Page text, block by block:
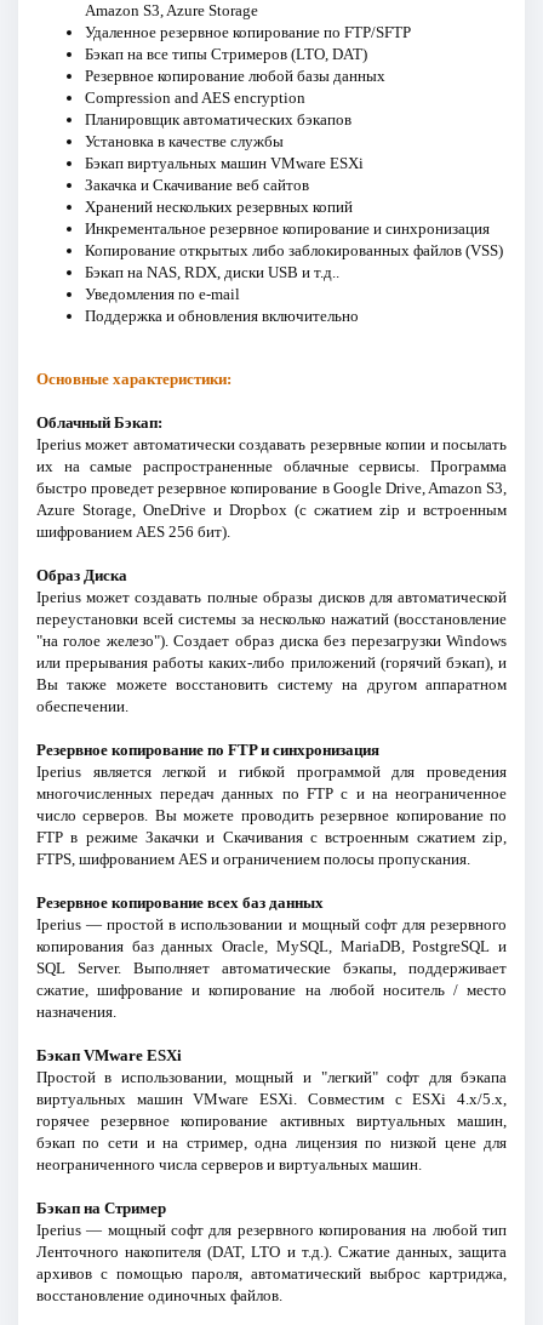
Amazon S3, Azure Storage
Удаленное резервное копирование по FTP/SFTP
Бэкап на все типы Стримеров (LTO, DAT)
Резервное копирование любой базы данных
Compression and AES encryption
Планировщик автоматических бэкапов
Установка в качестве службы
Бэкап виртуальных машин VMware ESXi
Закачка и Скачивание веб сайтов
Хранений нескольких резервных копий
Инкрементальное резервное копирование и синхронизация
Копирование открытых либо заблокированных файлов (VSS)
Бэкап на NAS, RDX, диски USB и т.д..
Уведомления по e-mail
Поддержка и обновления включительно
Основные характеристики:
Облачный Бэкап:
Iperius может автоматически создавать резервные копии и посылать
их на самые распространенные облачные сервисы. Программа
быстро проведет резервное копирование в Google Drive, Amazon S3,
Azure Storage, OneDrive и Dropbox (с сжатием zip и встроенным
шифрованием AES 256 бит).
Образ Диска
Iperius может создавать полные образы дисков для автоматической
переустановки всей системы за несколько нажатий (восстановление
"на голое железо"). Создает образ диска без перезагрузки Windows
или прерывания работы каких-либо приложений (горячий бэкап), и
Вы также можете восстановить систему на другом аппаратном
обеспечении.
Резервное копирование по FTP и синхронизация
Iperius является легкой и гибкой программой для проведения
многочисленных передач данных по FTP с и на неограниченное
число серверов. Вы можете проводить резервное копирование по
FTP в режиме Закачки и Скачивания с встроенным сжатием zip,
FTPS, шифрованием AES и ограничением полосы пропускания.
Резервное копирование всех баз данных
Iperius — простой в использовании и мощный софт для резервного
копирования баз данных Oracle, MySQL, MariaDB, PostgreSQL и
SQL Server. Выполняет автоматические бэкапы, поддерживает
сжатие, шифрование и копирование на любой носитель / место
назначения.
Бэкап VMware ESXi
Простой в использовании, мощный и "легкий" софт для бэкапа
виртуальных машин VMware ESXi. Совместим с ESXi 4.x/5.x,
горячее резервное копирование активных виртуальных машин,
бэкап по сети и на стример, одна лицензия по низкой цене для
неограниченного числа серверов и виртуальных машин.
Бэкап на Стример
Iperius — мощный софт для резервного копирования на любой тип
Ленточного накопителя (DAT, LTO и т.д.). Сжатие данных, защита
архивов с помощью пароля, автоматический выброс картриджа,
восстановление одиночных файлов.